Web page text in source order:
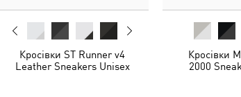
Кросівки ST Runner v4
Leather Sneakers Unisex
Кросівки
2000